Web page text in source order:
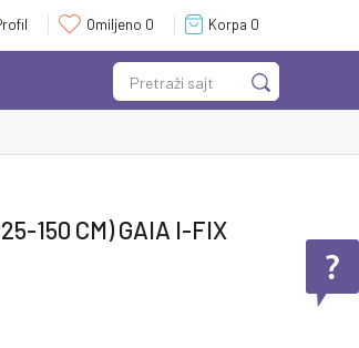
Omiljeno 0 Korpa 0
Pretraži sajt
150 CM) GAIA I-FIX